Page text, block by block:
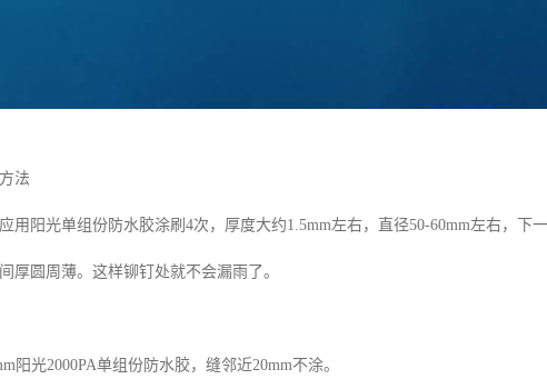
法
用阳光单组份防水胶涂刷4次，厚度大约1.5mm左右，直径50-60mm左右，下
厚圆周薄。这样铆钉处就不会漏雨了。
阳光2000PA单组份防水胶，缝邻近20mm不涂。